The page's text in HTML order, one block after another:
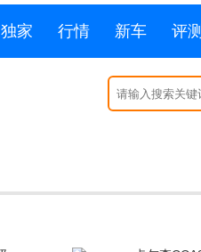
独家 行情 新车 评测